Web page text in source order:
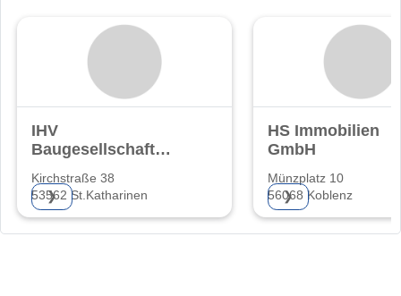
IHV
Baugesellschaft
(haftungsbeschränkt)
Kirchstraße 38
53562 St.Katharinen
❯
HS Immobilien
GmbH
Münzplatz 10
56068 Koblenz
❯